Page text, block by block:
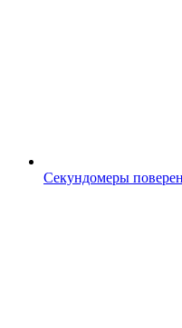
Секундомеры